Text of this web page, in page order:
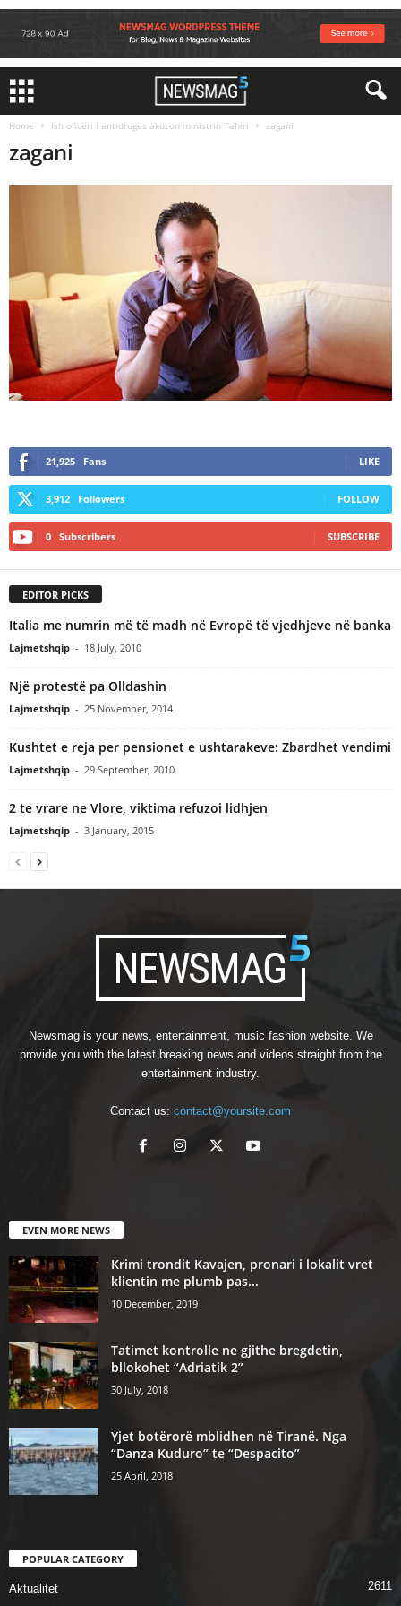
Home Ish oficeri i antidroges akuzon ministrin Tahiri zagani
zagani
21,925 Fans LIKE
3,912 Followers FOLLOW
0 Subscribers SUBSCRIBE
EDITOR PICKS
Italia me numrin më të madh në Evropë të vjedhjeve në banka
Lajmetshqip - 18 July, 2010
Një protestë pa Olldashin
Lajmetshqip - 25 November, 2014
Kushtet e reja per pensionet e ushtarakeve: Zbardhet vendimi
Lajmetshqip - 29 September, 2010
2 te vrare ne Vlore, viktima refuzoi lidhjen
Lajmetshqip - 3 January, 2015
Newsmag is your news, entertainment, music fashion website. We
provide you with the latest breaking news and videos straight from the
entertainment industry.
Contact us: contact@yoursite.com
EVEN MORE NEWS
Krimi trondit Kavajen, pronari i lokalit vret
klientin me plumb pas...
10 December, 2019
Tatimet kontrolle ne gjithe bregdetin,
bllokohet “Adriatik 2”
30 July, 2018
Yjet botërorë mblidhen në Tiranë. Nga
“Danza Kuduro” te “Despacito”
25 April, 2018
POPULAR CATEGORY
Aktualitet
2611